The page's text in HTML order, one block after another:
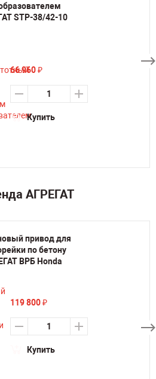
STP-38/42-10
66 960₽
Купить
АГРЕГАТ
привод для
по бетону
ВРБ Honda
119 800₽
Купить